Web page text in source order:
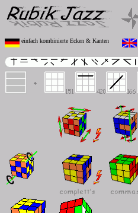
einfach kombinierte Ecken & Kanten